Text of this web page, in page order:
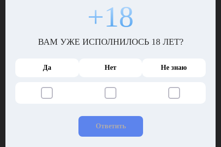
пару дней гонец, державший путь на запад, вернулся с добрыми
вестями – оказалось Феникс облюбовал сочный оазис,
находится это место, и те отправились на охоту за волшебной
Волшебная птица
же они попросить у фараона дать им с собой воды – тогда
смертные вообще бы подумали черти что…
+18
ВАМ УЖЕ ИСПОЛНИЛОСЬ 18 ЛЕТ?
Да Нет Не знаю
Ответить